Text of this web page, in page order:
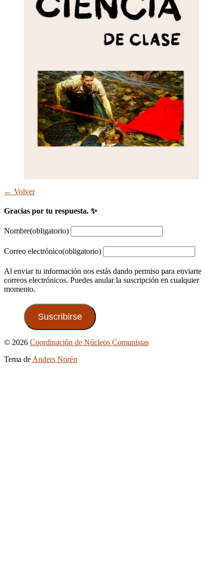
← Volver
Gracias por tu respuesta. ✨
Nombre(obligatorio)
Correo electrónico(obligatorio)
Al enviar tu información nos estás dando permiso para enviarte
correos electrónicos. Puedes anular la suscripción en cualquier
momento.
Suscribirse
Ir
© 2026 Coordinación de Núcleos Comunistas
Tema de Anders Norén